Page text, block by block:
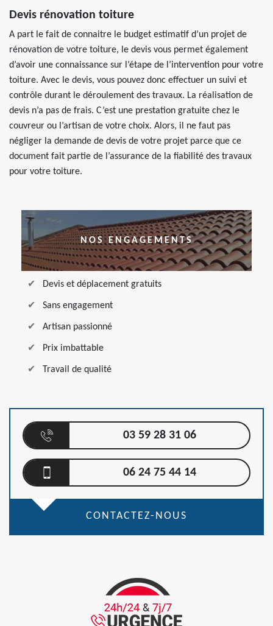
Devis rénovation toiture
A part le fait de connaitre le budget estimatif d’un projet de
rénovation de votre toiture, le devis vous permet également
d’avoir une connaissance sur l’étape de l’intervention pour votre
toiture. Avec le devis, vous pouvez donc effectuer un suivi et
contrôle durant le déroulement des travaux. La réalisation de
devis n’a pas de frais. C’est une prestation gratuite chez le
couvreur ou l’artisan de votre choix. Alors, il ne faut pas
négliger la demande de devis de votre projet parce que ce
document fait partie de l’assurance de la fiabilité des travaux
pour votre toiture.
NOS ENGAGEMENTS
Devis et déplacement gratuits
Sans engagement
Artisan passionné
Prix imbattable
Travail de qualité
03 59 28 31 06
06 24 75 44 14
CONTACTEZ-NOUS